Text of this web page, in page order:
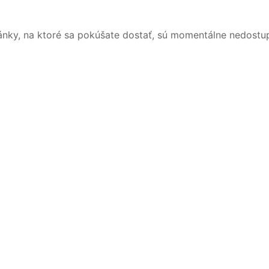
na ktoré sa pokúšate dostať, sú momentálne